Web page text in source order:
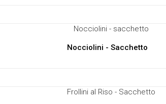
Nocciolini - Sacchetto